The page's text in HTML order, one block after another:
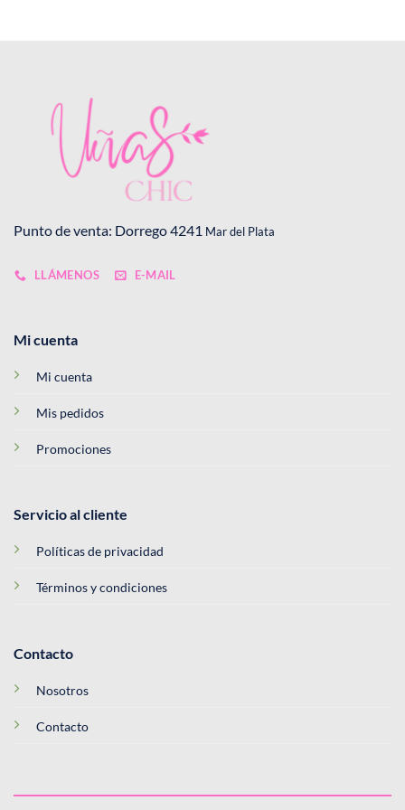
página
de
producto
Punto de venta: Dorrego 4241 Mar del Plata
LLÁMENOS E-MAIL
Mi cuenta
Mi cuenta
Mis pedidos
Promociones
Servicio al cliente
Políticas de privacidad
Términos y condiciones
Contacto
Nosotros
Contacto